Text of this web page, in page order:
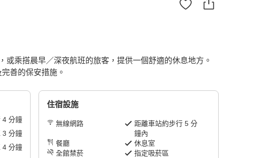
乘搭晨早／深夜航班的旅客，提供一個舒適的休息地方。
善的保安措施。
4分鐘
3 分鐘
4分鐘
住宿設施
無線網路
距離車站約步行 5 分
鐘內
餐廳
休息室
全館禁菸
指定吸菸區